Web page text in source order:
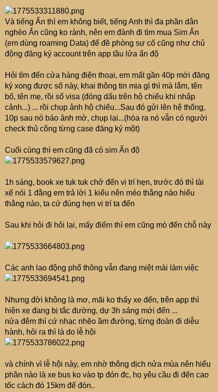
Và tiếng Ấn thì em không biết, tiếng Anh thì đa phần dân
nghèo Ấn cũng ko rành, nên em đành đi tìm mua Sim Ấn
(em dùng roaming Data) để đề phòng sự cố cũng như chủ
động đăng ký account trên app tầu lửa ấn độ
Hỏi tìm đến cửa hàng điện thoại, em mất gần 40p mới đăng
ký xong được số này, khai thông tin mịa gì thì mà lắm, tên
bố, tên mẹ, rồi số visa (đóng dấu trên hộ chiếu khi nhập
cảnh...) ... rồi chụp ảnh hộ chiếu...Sau đó gửi lên hệ thống,
10p sau nó báo ảnh mờ, chụp lại...(hóa ra nó vẫn có người
check thủ công từng case đăng ký một)
Cuối cùng thì em cũng đã có sim Ấn độ
1h sáng, book xe tuk tuk chở đến vị trí hẹn, trước đó thì tài
xế nói 1 đằng em trả lời 1 kiểu nên méo thằng nào hiểu
thằng nào, ta cứ đúng hẹn vị trí ta đến
Sau khi hỏi đi hỏi lại, mấy điểm thì em cũng mò đến chỗ này
Các anh lao động phổ thông vẫn đang miệt mài làm việc
Nhưng đời không là mơ, mãi ko thấy xe đến, trên app thì
hiện xe đang bị tắc đường, dự 3h sáng mới đến ...
nửa đêm thì cứ nhạc nhẽo ầm đường, từng đoàn đi diễu
hành, hỏi ra thì là do lễ hội
và chính vì lễ hội này, em nhờ thông dịch nửa mùa nên hiểu
phần nào là xe bus ko vào tp đón đc, họ yêu cầu đi đến cao
tốc cách đó 15km để đón..